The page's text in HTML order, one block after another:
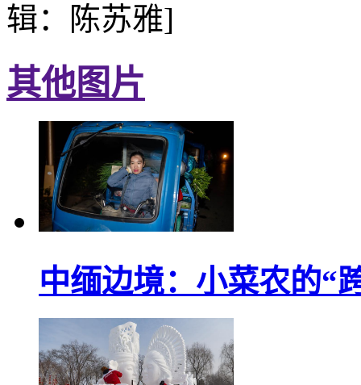
辑：陈苏雅]
其他图片
中缅边境：小菜农的“